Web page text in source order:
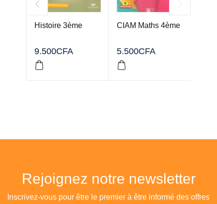
Histoire 3ème
9.500CFA
CIAM Maths 4ème
5.500CFA
Rejoignez notre newsletter
Inscrivez-vous pour être le premier à être informé des offres